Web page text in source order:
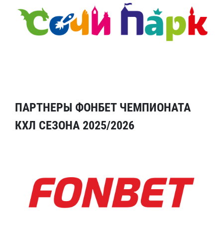
ПАРТНЕРЫ ФОНБЕТ ЧЕМПИОНАТА
КХЛ СЕЗОНА 2025/2026